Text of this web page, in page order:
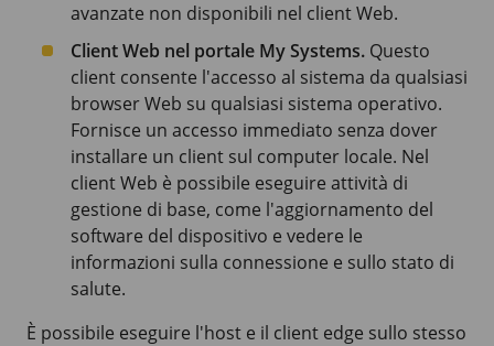
avanzate non disponibili nel client Web.
Client Web nel portale My Systems. Questo
client consente l'accesso al sistema da qualsiasi
browser Web su qualsiasi sistema operativo.
Fornisce un accesso immediato senza dover
installare un client sul computer locale. Nel
client Web è possibile eseguire attività di
gestione di base, come l'aggiornamento del
software del dispositivo e vedere le
informazioni sulla connessione e sullo stato di
salute.
È possibile eseguire l'host e il client edge sullo stesso